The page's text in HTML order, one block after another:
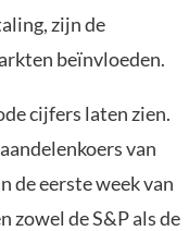
zijn de
beïnvloeden.
cijfers laten zien.
van
de eerste week van
zowel de S&P als de